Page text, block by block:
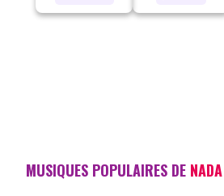
MUSIQUES POPULAIRES DE NADA